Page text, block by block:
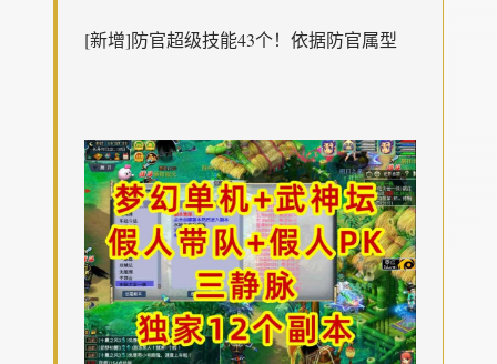
[新增]防官超级技能43个！依据防官属型